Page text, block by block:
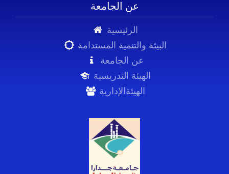
عن الجامعة
الرئيسية
البيئة والتنمية المستدامة
عن الجامعة
الهيئة التدريسية
الهيئةالإدارية